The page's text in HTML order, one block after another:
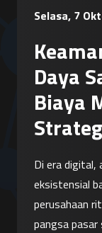
Selasa, 7
Daya
Biaya
Di era digital,
eksistensial
perusahaan
pangsa